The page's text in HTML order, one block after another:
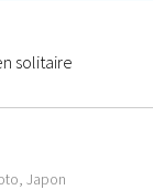
solitaire
Japon